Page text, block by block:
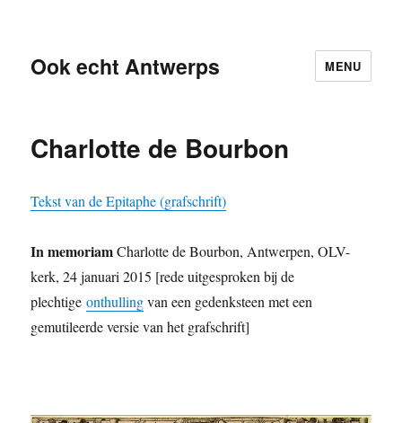
Ook echt Antwerps MENU
Charlotte de Bourbon
Tekst van de Epitaphe (grafschrift)
In memoriamCharlotte de Bourbon, Antwerpen, OLV-
kerk, 24 januari 2015 [rede uitgesproken bij de
plechtigeonthullingvan een gedenksteen met een
gemutileerde versie van het grafschrift]